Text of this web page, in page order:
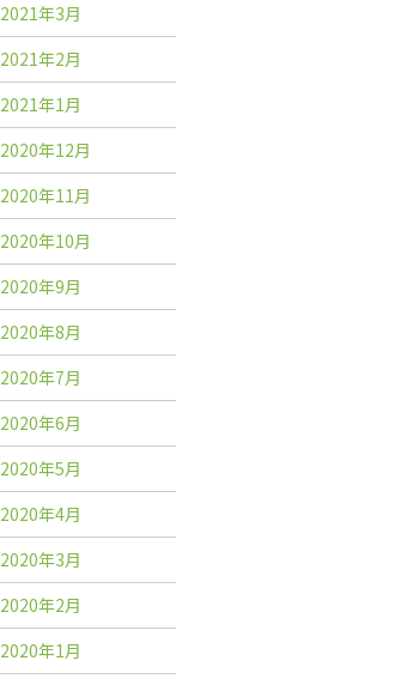
2021年3月
2021年2月
2021年1月
2020年12月
2020年11月
2020年10月
2020年9月
2020年8月
2020年7月
2020年6月
2020年5月
2020年4月
2020年3月
2020年2月
2020年1月